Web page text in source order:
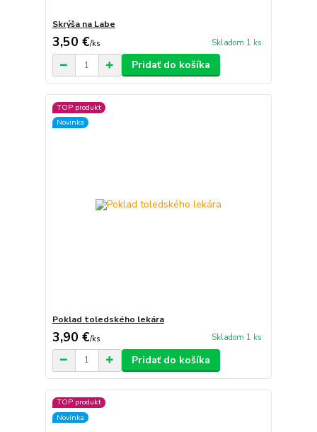
Skrýša na Labe
3,50 €/ks Skladom 1 ks
Pridať do košíka
TOP produkt
Novinka
Poklad toledského lekára
3,90 €/ks Skladom 1 ks
Pridať do košíka
TOP produkt
Novinka